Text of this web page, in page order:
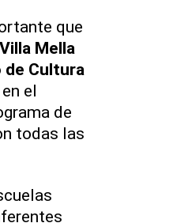
que
Mella
Cultura
el
de
todas las